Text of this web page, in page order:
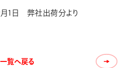
月1日 弊社出荷分より
一覧へ戻る